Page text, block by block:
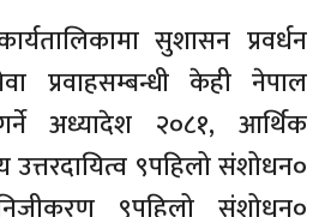
सुशासन प्रवर्धन
प्रवाहसम्बन्धी केही नेपाल
अध्यादेश २०८१, आर्थिक
उत्तरदायित्व ९पहिलो संशोधन०